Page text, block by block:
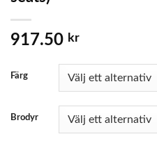
917.50 kr
Färg
Brodyr